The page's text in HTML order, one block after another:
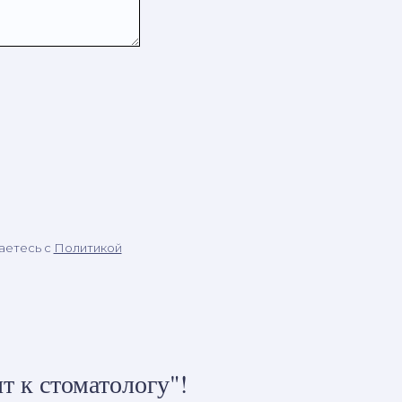
c Политикой
к стоматологу"!